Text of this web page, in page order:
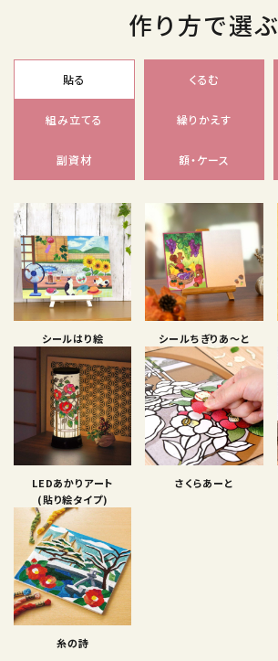
作り方で選ぶ
貼る くるむ
組み立てる 繰りかえす
副資材 額・ケース
シールはり絵 シールちぎりあ〜と
LEDあかりアート
(貼り絵タイプ)
さくらあーと
糸の詩